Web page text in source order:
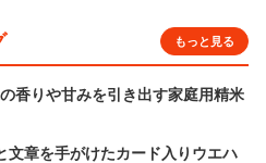
もっと見る
香りや甘みを引き出す家庭用精米
文章を手がけたカード入りウエハ